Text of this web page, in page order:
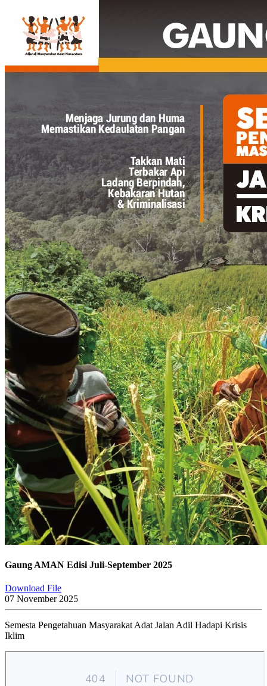
Gaung AMAN Edisi Juli-September 2025
Download File
07 November 2025
Semesta Pengetahuan Masyarakat Adat Jalan Adil Hadapi Krisis
Iklim